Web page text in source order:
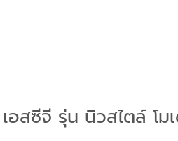
อสซีจี รุ่น นิวสไตล์ โม